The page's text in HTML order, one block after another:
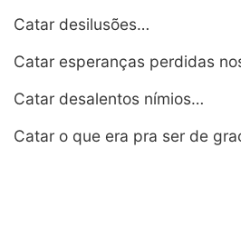
Catar desilusões…
Catar esperanças perdidas
Catar desalentos nímios…
Catar o que era pra ser de